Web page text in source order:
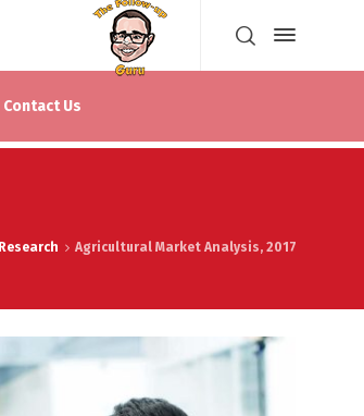
Contact Us
Research Agricultural Market Analysis, 2017